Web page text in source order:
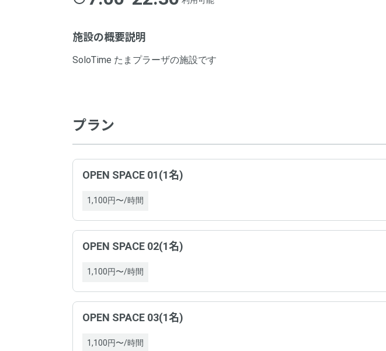
施設の概要説明
SoloTime たまプラーザの施設です
プラン
OPEN SPACE 01(1名)
1,100円〜/時間
OPEN SPACE 02(1名)
1,100円〜/時間
OPEN SPACE 03(1名)
1,100円〜/時間